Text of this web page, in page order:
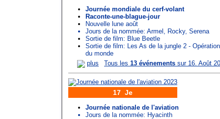
Journée mondiale du cerf-volant
Raconte-une-blague-jour
Nouvelle lune août
Jours de la nommée: Armel , Rocky, Serena
Sortie de film: Blue Beetle
Sortie de film: Les As de la jungle 2 -
du monde
plus
Tous les 13 événements sur 16. Août
17 Je
Journée nationale de l'aviation
Jours de la nommée: Hyacinth